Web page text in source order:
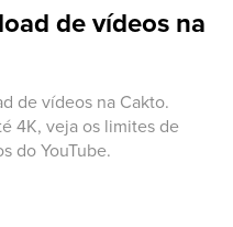
de vídeos na
de vídeos na Cakto.
4K, veja os limites de
do YouTube.